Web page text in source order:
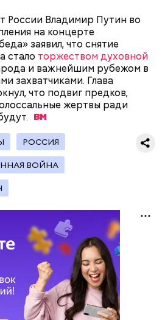
России Владимир Путин во
на концерте
заявил, что снятие
стало торжеством духовной
и важнейшим рубежом в
захватчиками. Глава
что подвиг предков,
жертвы ради
РОССИЯ
ВОЙНА
кубиками, нужно легко
К ним добавляются зелень
и оливковое масло.
— поделился рецептом
и арбузами, людям с
лишним весом, —